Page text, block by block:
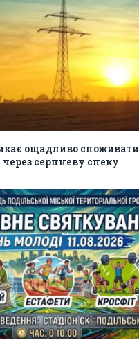
ощадливо споживати
серпневу спеку